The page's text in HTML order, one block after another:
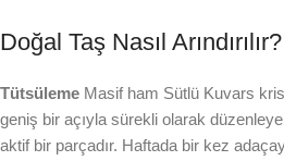
Doğal Taş Nasıl Arındırılır?
Tütsüleme Masif ham Sütlü Kuvars
geniş bir açıyla sürekli olarak
aktif bir parçadır. Haftada bir kez